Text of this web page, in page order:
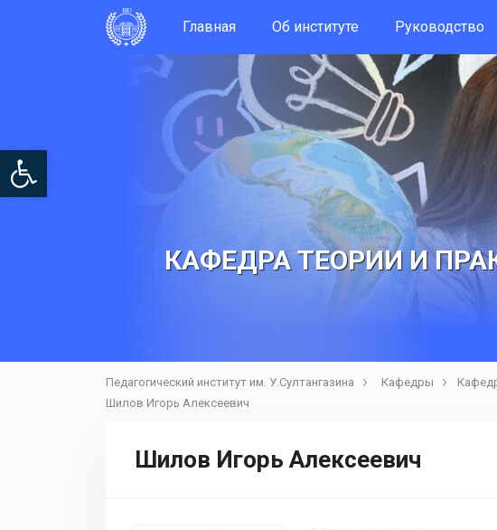
Open toolbar
Главная Об институте Руководство
КАФЕДРА ТЕОРИИ И
Педагогический институт им. У.Султангазина Кафедры
Шилов Игорь Алексеевич
Шилов Игорь Алексеевич